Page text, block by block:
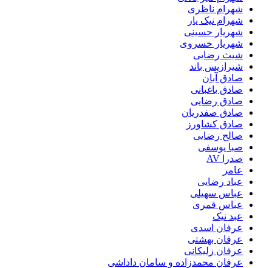
شهرام ناظری
شهرام نیک یار
شهریار حسینی
شهریار خسروی
شیث رضایی
شیرازیس باند
صادق آبان
صادق باغبانی
صادق رضایی
صادق صفدریان
صادق کشاورز
صالح رضایی
صبا یوسفی
صدرا AV
عامر
عباد رضایی
عباس سهیلی
عباس قمری
عبد نیک
عرفان اسدی
عرفان بهشتی
عرفان زلیکانی
عرفان محمدزاده و سامان داداشی